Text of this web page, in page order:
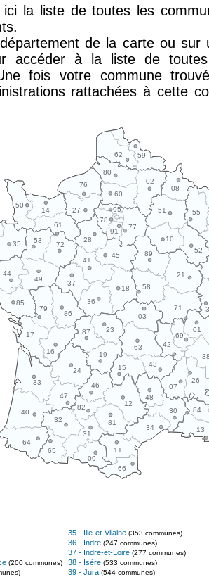
ici la liste de toutes les
de la carte ou sur
accéder à la liste de
fois votre commune
rattachées à cette
10
11
12
13
14
15
16
17
18
19
21
23
24
26
27
28
30
31
32
33
34
35
36
37
40
41
42
43
44
45
46
47
48
49
50
51
52
53
55
58
59
60
61
62
63
64
65
66
69
01
02
03
07
08
09
71
72
76
77
78
79
80
81
82 84
85
86
87
89
91
95
(200 communes)
35 - Ille-et-Vilaine (353 communes)
36 - Indre (247 communes)
37 - Indre-et-Loire (277 communes)
38 - Isère (533 communes)
39 - Jura (544 communes)